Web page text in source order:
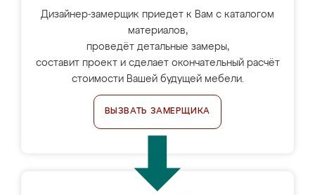
Дизайнер-замерщик приедет к Вам с каталогом
материалов,
проведёт детальные замеры,
составит проект и сделает окончательный расчёт
стоимости Вашей будущей мебели.
ВЫЗВАТЬ ЗАМЕРЩИКА